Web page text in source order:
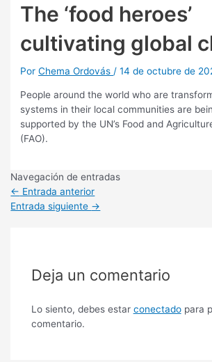
The ‘food heroes’
cultivating global
PorChema Ordovás /14 de octubre de
People around the world who are
systems in their local communities are
supported by the UN’s Food and
(FAO).
Navegación de entradas
← Entrada anterior
Entrada siguiente →
Deja un comentario
Lo siento, debes estar conectadopara
comentario.